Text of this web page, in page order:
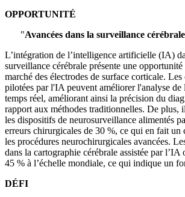
OPPORTUNITÉ
"Avancées dans la surveillance
L’intégration de l’intelligence artificielle (IA)
surveillance cérébrale présente une
marché des électrodes de surface corticale.
pilotées par l'IA peuvent améliorer l'analyse de
temps réel, améliorant ainsi la précision du
rapport aux méthodes traditionnelles. De plus,
les dispositifs de neurosurveillance alimentés
erreurs chirurgicales de 30 %, ce qui en fait
les procédures neurochirurgicales avancées.
dans la cartographie cérébrale assistée par l’IA
45 % à l’échelle mondiale, ce qui indique un
DÉFI